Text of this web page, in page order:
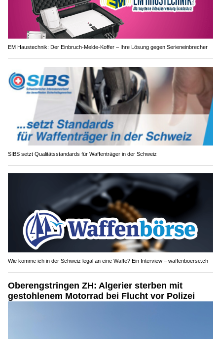
EM Haustechnik: Der Einbruch-Melde-Koffer – Ihre Lösung gegen Serieneinbrecher
SIBS setzt Qualitätsstandards für Waffenträger in der Schweiz
Wie komme ich in der Schweiz legal an eine Waffe? Ein Interview – waffenboerse.ch
Oberengstringen ZH: Algerier sterben mit
gestohlenem Motorrad bei Flucht vor Polizei